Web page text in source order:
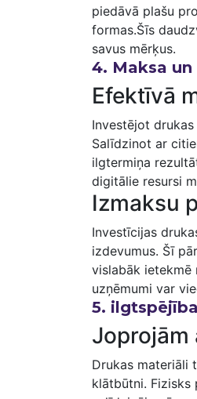
⁢piedāvā plašu
formas.Šīs
savus mērķus.
4. Maksa
Efektīvā
Investējot
Salīdzinot‍ ar
ilgtermiņa
digitālie resursi
Izmaksu‍
Investīcijas
‍izdevumus. Šī
vislabāk ietekmē
uzņēmumi ⁣var
5.
Joprojām
Drukas materiāli
klātbūtni.‍ Fizisks